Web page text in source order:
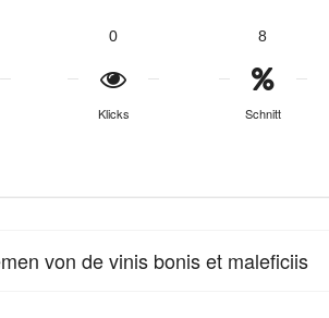
0
Klicks
8
Schnitt
von de vinis bonis et maleficiis